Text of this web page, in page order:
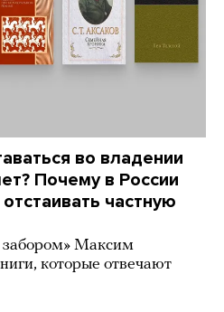
во владении
Почему в России
частную
Максим
которые отвечают